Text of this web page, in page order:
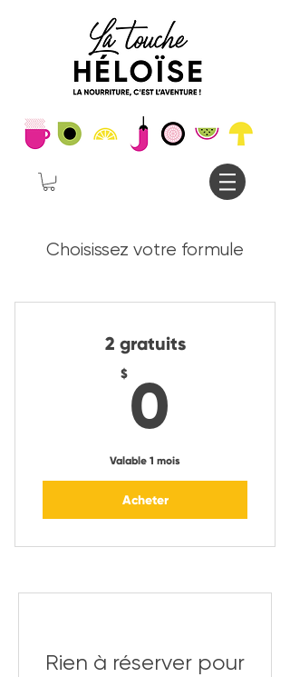
Choisissez votre formule
2 gratuits
$ 0
Valable 1 mois
Acheter
Rien à réserver pour